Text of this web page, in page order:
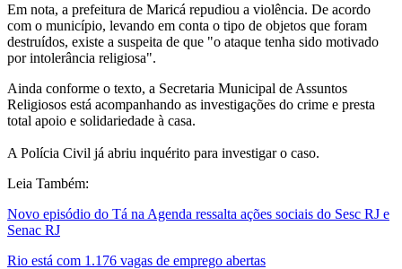
Em nota, a prefeitura de Maricá repudiou a violência. De acordo
com o município, levando em conta o tipo de objetos que foram
destruídos, existe a suspeita de que "o ataque tenha sido motivado
por intolerância religiosa".
Ainda conforme o texto, a Secretaria Municipal de Assuntos
Religiosos está acompanhando as investigações do crime e presta
total apoio e solidariedade à casa.
A Polícia Civil já abriu inquérito para investigar o caso.
Leia Também:
Novo episódio do Tá na Agenda ressalta ações sociais do Sesc RJ e
Senac RJ
Rio está com 1.176 vagas de emprego abertas